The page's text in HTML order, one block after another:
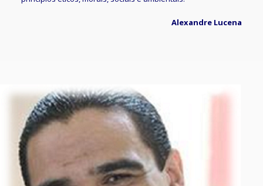
Alexandre Lucena